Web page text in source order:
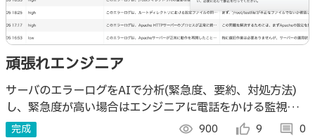
頑張れエンジニア
サーバのエラーログをAIで分析(緊急度、要約、対処方法)
し、緊急度が高い場合はエンジニアに電話をかける監視シス
テム
完成 visibility 900 thumb_up_alt 9 comment 0